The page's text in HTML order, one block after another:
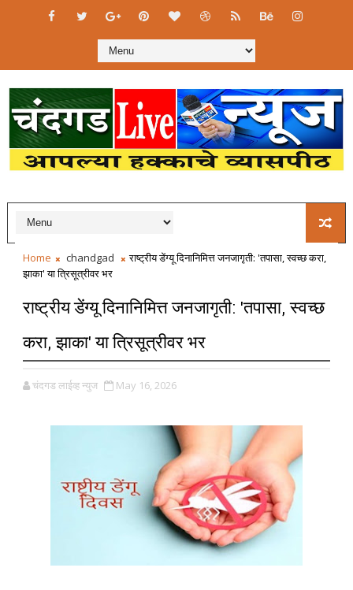
Home chandgad
राष्ट्रीय डेंग्यू दिनानिमित्त जनजागृती: 'तपासा, स्वच्छ करा,
झाका' या त्रिसूत्रीवर भर
राष्ट्रीय डेंग्यू दिनानिमित्त जनजागृती: 'तपासा, स्वच्छ
करा, झाका' या त्रिसूत्रीवर भर
चंदगड लाईव्ह न्युज May 16, 2026